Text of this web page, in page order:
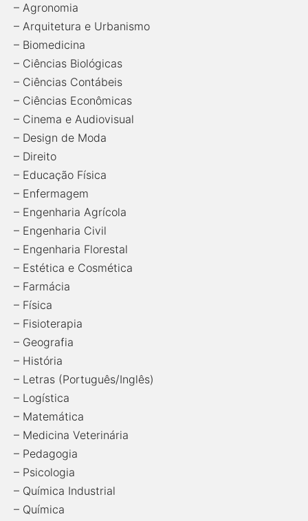
– Agronomia
– Arquitetura e Urbanismo
– Biomedicina
– Ciências Biológicas
– Ciências Contábeis
– Ciências Econômicas
– Cinema e Audiovisual
– Design de Moda
– Direito
– Educação Física
– Enfermagem
– Engenharia Agrícola
– Engenharia Civil
– Engenharia Florestal
– Estética e Cosmética
– Farmácia
– Física
– Fisioterapia
– Geografia
– História
– Letras (Português/Inglês)
– Logística
– Matemática
– Medicina Veterinária
– Pedagogia
– Psicologia
– Química Industrial
– Química